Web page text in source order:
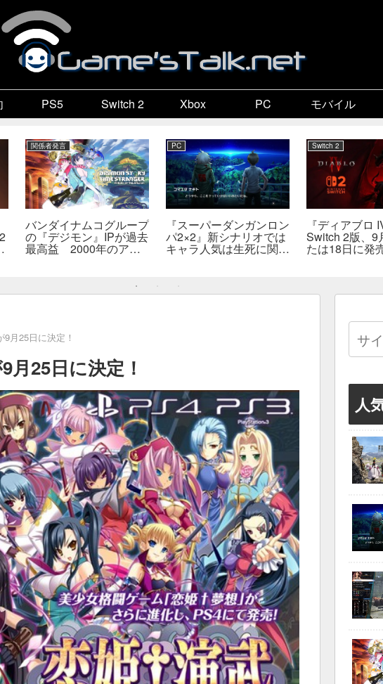
PS5 Switch 2 Xbox PC モバイル
関係者発言
バンダイナムコグループ
の『デジモン』IPが過去
最高益 2000年のアニ
PC
『スーパーダンガンロン
パ2×2』新シナリオでは
キャラ人気は生死に関係
らないで」
Switch 2
『ディアブロ
Switch 2版、9
たは18日に発
月25日に決定！
月25日に決定！
人